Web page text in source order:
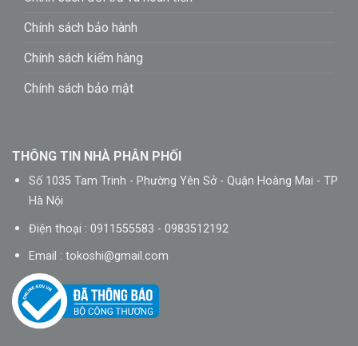
Chính sách bảo hành
Chính sách kiểm hàng
Chính sách bảo mật
THÔNG TIN NHÀ PHÂN PHỐI
Số 1035 Tam Trinh - Phường Yên Sở - Quận Hoàng Mai - TP
Hà Nội
Điện thoại : 0911555583 - 0983512192
Email : tokoshi@gmail.com